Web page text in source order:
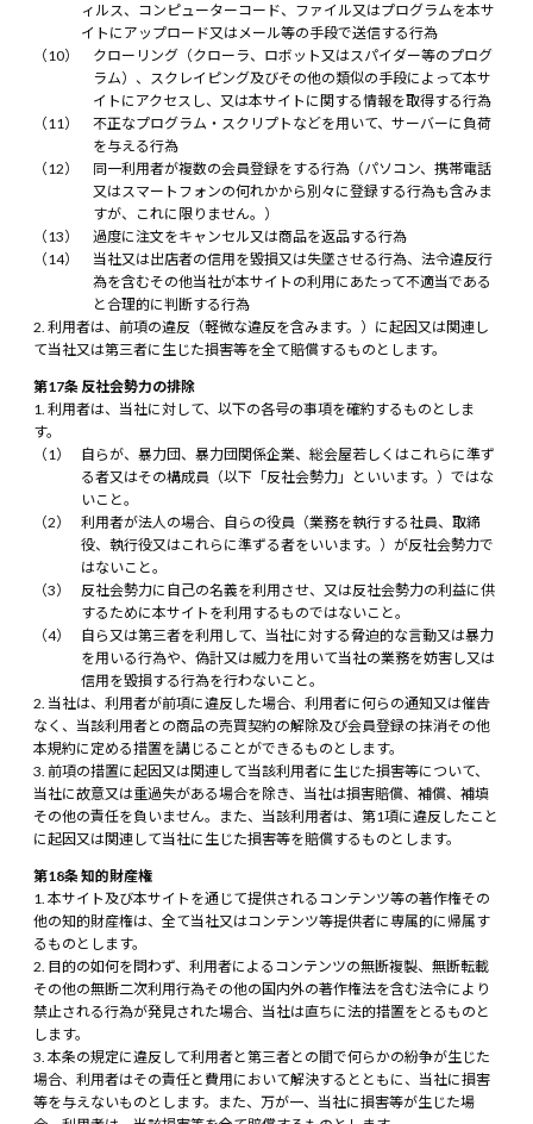
ィルス、コンピューターコード、ファイル又はプログラムを本サ
イトにアップロード又はメール等の手段で送信する行為
クローリング（クローラ、ロボット又はスパイダー等のプログ
ラム）、スクレイピング及びその他の類似の手段によって本サ
イトにアクセスし、又は本サイトに関する情報を取得する行為
不正なプログラム・スクリプトなどを用いて、サーバーに負荷
を与える行為
同一利用者が複数の会員登録をする行為（パソコン、携帯電話
又はスマートフォンの何れかから別々に登録する行為も含みま
すが、これに限りません。）
過度に注文をキャンセル又は商品を返品する行為
当社又は出店者の信用を毀損又は失墜させる行為、法令違反行
為を含むその他当社が本サイトの利用にあたって不適当である
と合理的に判断する行為
利用者は、前項の違反（軽微な違反を含みます。）に起因又は関連し
て当社又は第三者に生じた損害等を全て賠償するものとします。
第17条 反社会勢力の排除
利用者は、当社に対して、以下の各号の事項を確約するものとしま
す。
自らが、暴力団、暴力団関係企業、総会屋若しくはこれらに準ず
る者又はその構成員（以下「反社会勢力」といいます。）ではな
いこと。
利用者が法人の場合、自らの役員（業務を執行する社員、取締
役、執行役又はこれらに準ずる者をいいます。）が反社会勢力で
はないこと。
反社会勢力に自己の名義を利用させ、又は反社会勢力の利益に供
するために本サイトを利用するものではないこと。
自ら又は第三者を利用して、当社に対する脅迫的な言動又は暴力
を用いる行為や、偽計又は威力を用いて当社の業務を妨害し又は
信用を毀損する行為を行わないこと。
当社は、利用者が前項に違反した場合、利用者に何らの通知又は催告
なく、当該利用者との商品の売買契約の解除及び会員登録の抹消その他
本規約に定める措置を講じることができるものとします。
前項の措置に起因又は関連して当該利用者に生じた損害等について、
当社に故意又は重過失がある場合を除き、当社は損害賠償、補償、補填
その他の責任を負いません。また、当該利用者は、第1項に違反したこと
に起因又は関連して当社に生じた損害等を賠償するものとします。
第18条 知的財産権
本サイト及び本サイトを通じて提供されるコンテンツ等の著作権その
他の知的財産権は、全て当社又はコンテンツ等提供者に専属的に帰属す
るものとします。
目的の如何を問わず、利用者によるコンテンツの無断複製、無断転載
その他の無断二次利用行為その他の国内外の著作権法を含む法令により
禁止される行為が発見された場合、当社は直ちに法的措置をとるものと
します。
本条の規定に違反して利用者と第三者との間で何らかの紛争が生じた
場合、利用者はその責任と費用において解決するとともに、当社に損害
等を与えないものとします。また、万が一、当社に損害等が生じた場